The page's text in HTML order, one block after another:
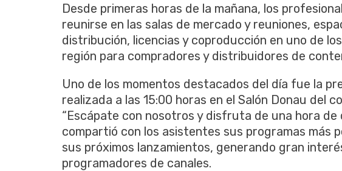
Desde primeras horas de la mañana, los
reunirse en las salas de mercado y reuniones,
distribución, licencias y coproducción en uno de
región para compradores y distribuidores de
Uno de los momentos destacados del día fue la
realizada a las 15:00 horas en el Salón Donau del
“Escápate con nosotros y disfruta de una hora de
compartió con los asistentes sus programas más
sus próximos lanzamientos, generando gran
programadores de canales.